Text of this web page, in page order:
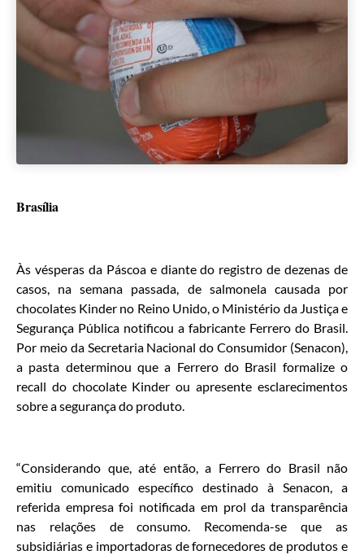
Brasília
Às vésperas da Páscoa e diante do registro de dezenas de
casos, na semana passada, de salmonela causada por
chocolates Kinder no Reino Unido, o Ministério da Justiça e
Segurança Pública notificou a fabricante Ferrero do Brasil.
Por meio da Secretaria Nacional do Consumidor (Senacon),
a pasta determinou que a Ferrero do Brasil formalize o
recall do chocolate Kinder ou apresente esclarecimentos
sobre a segurança do produto.
“Considerando que, até então, a Ferrero do Brasil não
emitiu comunicado específico destinado à Senacon, a
referida empresa foi notificada em prol da transparência
nas relações de consumo. Recomenda-se que as
subsidiárias e importadoras de fornecedores de produtos e